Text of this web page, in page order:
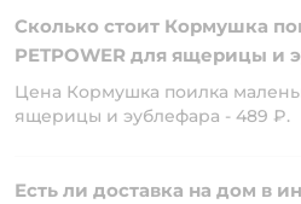
Сколько стоит Кормушка
PETPOWER для ящерицы и
Цена Кормушка поилка
ящерицы и эублефара - 489 ₽.
Есть ли доставка на дом в